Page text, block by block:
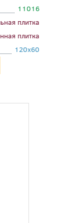
11016
плитка
плитка
120x60